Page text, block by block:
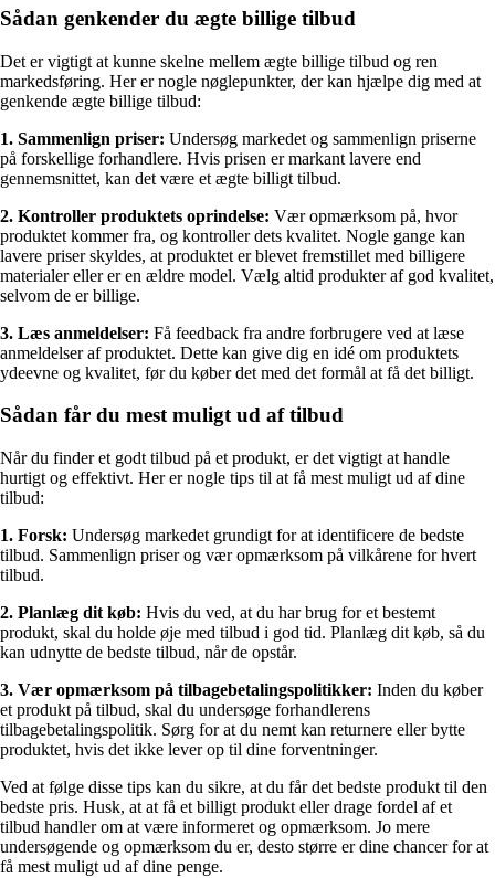
Sådan genkender du ægte billige tilbud
Det er vigtigt at kunne skelne mellem ægte billige tilbud og ren
markedsføring. Her er nogle nøglepunkter, der kan hjælpe dig med at
genkende ægte billige tilbud:
1. Sammenlign priser: Undersøg markedet og sammenlign priserne
på forskellige forhandlere. Hvis prisen er markant lavere end
gennemsnittet, kan det være et ægte billigt tilbud.
2. Kontroller produktets oprindelse: Vær opmærksom på, hvor
produktet kommer fra, og kontroller dets kvalitet. Nogle gange kan
lavere priser skyldes, at produktet er blevet fremstillet med billigere
materialer eller er en ældre model. Vælg altid produkter af god kvalitet,
selvom de er billige.
3. Læs anmeldelser: Få feedback fra andre forbrugere ved at læse
anmeldelser af produktet. Dette kan give dig en idé om produktets
ydeevne og kvalitet, før du køber det med det formål at få det billigt.
Sådan får du mest muligt ud af tilbud
Når du finder et godt tilbud på et produkt, er det vigtigt at handle
hurtigt og effektivt. Her er nogle tips til at få mest muligt ud af dine
tilbud:
1. Forsk: Undersøg markedet grundigt for at identificere de bedste
tilbud. Sammenlign priser og vær opmærksom på vilkårene for hvert
tilbud.
2. Planlæg dit køb: Hvis du ved, at du har brug for et bestemt
produkt, skal du holde øje med tilbud i god tid. Planlæg dit køb, så du
kan udnytte de bedste tilbud, når de opstår.
3. Vær opmærksom på tilbagebetalingspolitikker: Inden du køber
et produkt på tilbud, skal du undersøge forhandlerens
tilbagebetalingspolitik. Sørg for at du nemt kan returnere eller bytte
produktet, hvis det ikke lever op til dine forventninger.
Ved at følge disse tips kan du sikre, at du får det bedste produkt til den
bedste pris. Husk, at at få et billigt produkt eller drage fordel af et
tilbud handler om at være informeret og opmærksom. Jo mere
undersøgende og opmærksom du er, desto større er dine chancer for at
få mest muligt ud af dine penge.